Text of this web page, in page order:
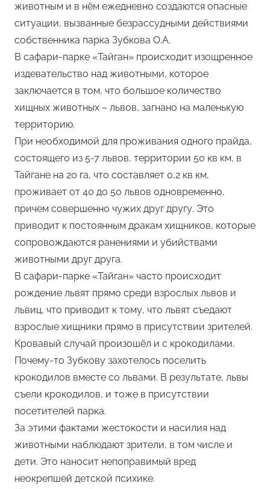
животным и в нём ежедневно создаются опасные
ситуации, вызванные безрассудными действиями
собственника парка Зубкова О.А.
В сафари-парке «Тайган» происходит изощренное
издевательство над животными, которое
заключается в том, что большое количество
хищных животных – львов, загнано на маленькую
территорию.
При необходимой для проживания одного прайда,
состоящего из 5-7 львов, территории 50 кв км, в
Тайгане на 20 га, что составляет 0,2 кв км,
проживает от 40 до 50 львов одновременно,
причем совершенно чужих друг другу. Это
приводит к постоянным дракам хищников, которые
сопровождаются ранениями и убийствами
животными друг друга.
В сафари-парке «Тайган» часто происходит
рождение львят прямо среди взрослых львов и
львиц, что приводит к тому, что львят съедают
взрослые хищники прямо в присутствии зрителей.
Кровавый случай произошёл и с крокодилами.
Почему-то Зубкову захотелось поселить
крокодилов вместе со львами. В результате, львы
съели крокодилов, и тоже в присутствии
посетителей парка.
За этими фактами жестокости и насилия над
животными наблюдают зрители, в том числе и
дети. Это наносит непоправимый вред
неокрепшей детской психике.